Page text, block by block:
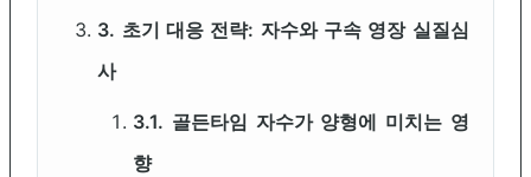
3. 초기 대응 전략: 자수와 구속 영장 실질심
사
3.1. 골든타임 자수가 양형에 미치는 영
향